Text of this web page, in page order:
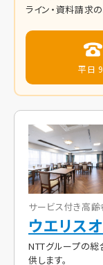
ライン・資料請求
平日
サービス付き高
ウエリス
NTTグループの総
供します。